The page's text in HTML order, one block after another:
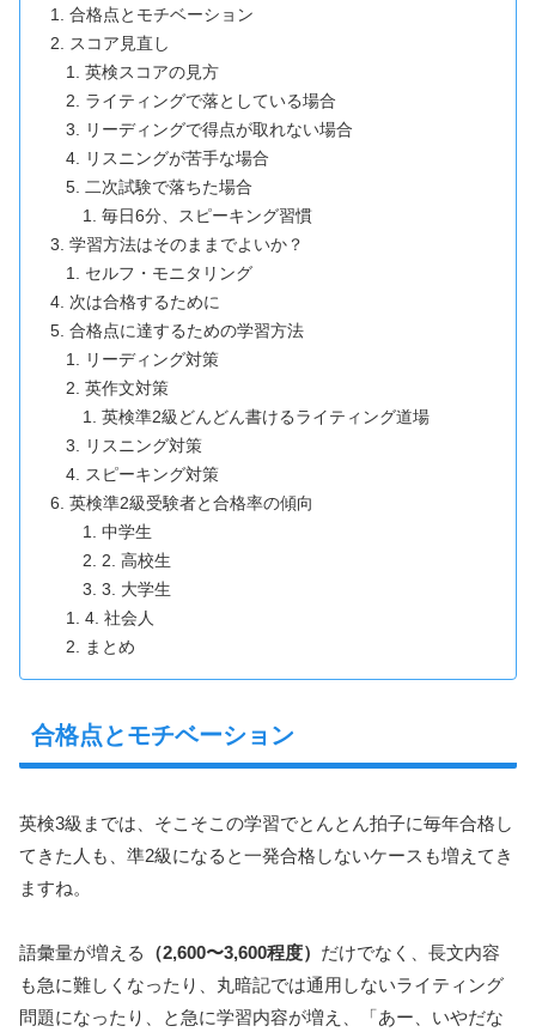
合格点とモチベーション
スコア見直し
英検スコアの見方
ライティングで落としている場合
リーディングで得点が取れない場合
リスニングが苦手な場合
二次試験で落ちた場合
毎日6分、スピーキング習慣
学習方法はそのままでよいか？
セルフ・モニタリング
次は合格するために
合格点に達するための学習方法
リーディング対策
英作文対策
英検準2級どんどん書けるライティング道場
リスニング対策
スピーキング対策
英検準2級受験者と合格率の傾向
中学生
2. 高校生
3. 大学生
4. 社会人
まとめ
合格点とモチベーション
英検3級までは、そこそこの学習でとんとん拍子に毎年合格し
てきた人も、準2級になると一発合格しないケースも増えてき
ますね。
語彙量が増える （2,600〜3,600程度） だけでなく、長文内容
も急に難しくなったり、丸暗記では通用しないライティング
問題になったり、と急に学習内容が増え、「あー、いやだな